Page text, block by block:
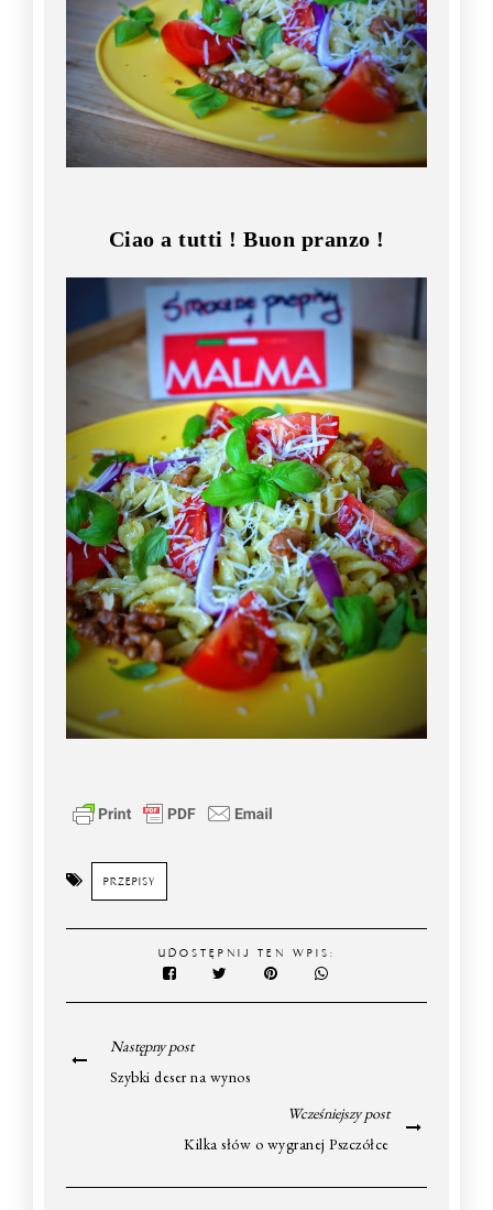
Ciao a tutti ! Buon pranzo !
PRZEPISY
UDOSTĘPNIJ TEN WPIS:
Następny post
Szybki deser na wynos
Wcześniejszy post
Kilka słów o wygranej Pszczółce